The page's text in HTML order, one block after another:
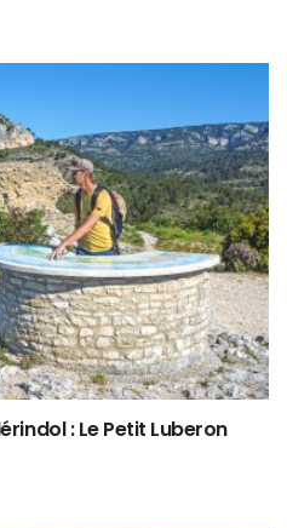
: Le Petit Luberon